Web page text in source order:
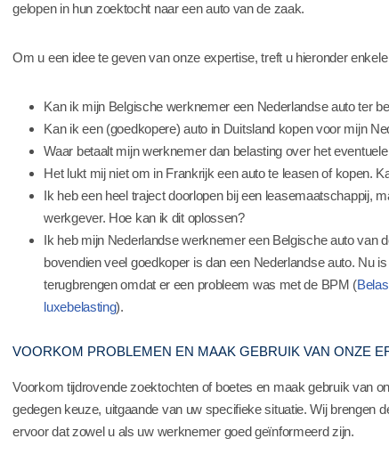
gelopen in hun zoektocht naar een auto van de zaak.
Om u een idee te geven van onze expertise, treft u hieronder
Kan ik mijn Belgische werknemer een Nederlandse auto ter
Kan ik een (goedkopere) auto in Duitsland kopen voor mijn
Waar betaalt mijn werknemer dan belasting over het
Het lukt mij niet om in Frankrijk een auto te leasen of kopen.
Ik heb een heel traject doorlopen bij een leasemaatschappij,
werkgever. Hoe kan ik dit oplossen?
Ik heb mijn Nederlandse werknemer een Belgische auto van
bovendien veel goedkoper is dan een Nederlandse auto. Nu
terugbrengen omdat er een probleem was met de BPM (
luxebelasting).
VOORKOM PROBLEMEN EN MAAK GEBRUIK VAN ONZE
Voorkom tijdrovende zoektochten of boetes en maak gebruik van
gedegen keuze, uitgaande van uw specifieke situatie. Wij brengen
ervoor dat zowel u als uw werknemer goed geïnformeerd zijn.